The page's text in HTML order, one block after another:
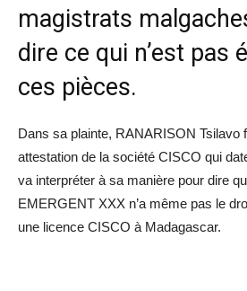
magistrats
dire ce qui n’est pas
ces pièces.
Dans sa plainte, RANARISON Tsilavo
attestation de la société CISCO qui
va interpréter à sa manière pour dire
EMERGENT XXX n’a même pas le
une licence CISCO à Madagascar.